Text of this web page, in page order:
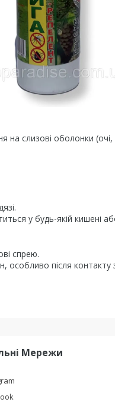
слизові оболонки (очі,
у будь-якій кишені
спрею.
особливо після
Мережи